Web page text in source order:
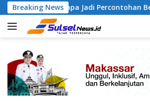
Skip
to
content
Breaking News
Jadi Percontohan Berbasis